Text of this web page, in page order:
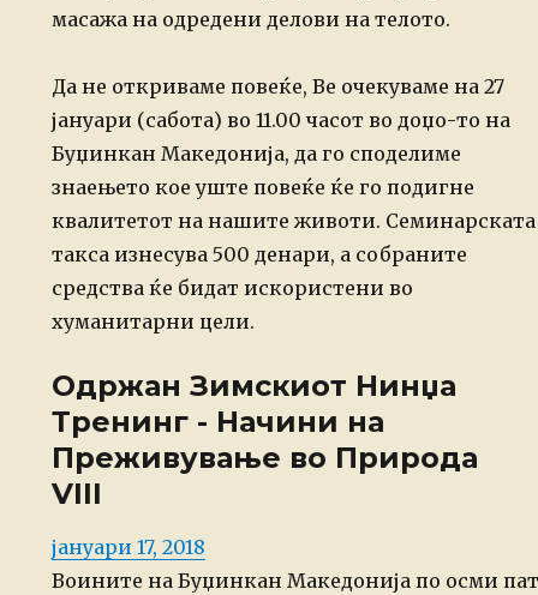
масажа на одредени делови на телото.
Да не откриваме повеќе, Ве очекуваме на 27
јануари (сабота) во 11.00 часот во доџо-то на
Буџинкан Македонија, да го споделиме
знаењето кое уште повеќе ќе го подигне
квалитетот на нашите животи. Семинарската
такса изнесува 500 денари, а собраните
средства ќе бидат искористени во
хуманитарни цели.
Одржан Зимскиот Нинџа
Тренинг - Начини на
Преживување во Природа
VIII
Posted
on
јануари 17, 2018
Воините на Буџинкан Македонија по осми пат